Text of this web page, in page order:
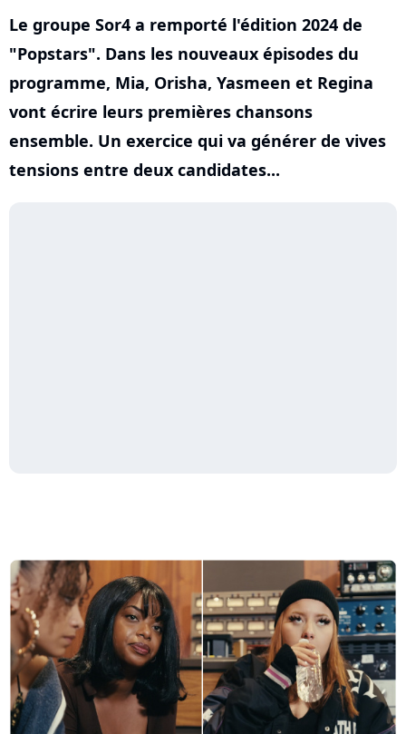
Le groupe Sor4 a remporté l'édition 2024 de
"Popstars". Dans les nouveaux épisodes du
programme, Mia, Orisha, Yasmeen et Regina
vont écrire leurs premières chansons
ensemble. Un exercice qui va générer de vives
tensions entre deux candidates...